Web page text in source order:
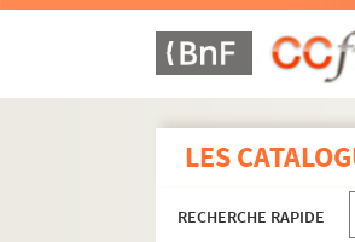
LES
RECHERCHE RAPIDE